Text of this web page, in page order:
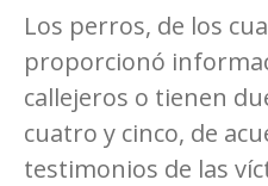
Los perros, de los
proporcionó
callejeros o tienen
cuatro y cinco, de
testimonios de las